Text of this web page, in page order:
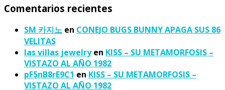
Comentarios recientes
SM 카지노 en CONEJO BUGS BUNNY APAGA SUS 86
VELITAS
las villas jewelryen KISS – SU METAMORFOSIS –
VISTAZO AL AÑO 1982
pF5nB8rE9C1 en KISS – SU METAMORFOSIS –
VISTAZO AL AÑO 1982